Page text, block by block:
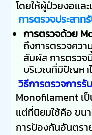
โดยให้ผู้ป่วยงอและ
การตรวจประสา
การตรวจด้วย
ถึงการตรวจคว
สัมผัส การตรวจ
บริเวณที่มีปัญหา
วิธีการตรวจการ
Monofilament เ
แต่ที่นิยมใช้คือ ขน
การป้องกันอันตร